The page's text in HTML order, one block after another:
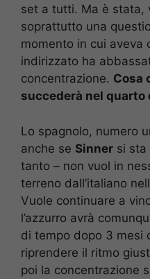
set a tutti. Ma è stata,
soprattutto una
momento in cui aveva
indirizzato ha
concentrazione. Cosa
succederà nel quarto
Lo spagnolo, numero
anche se Sinner si sta
tanto – non vuol in
terreno dall’italiano
Vuole continuare a
l’azzurro avrà
di tempo dopo 3 mesi
riprendere il ritmo
poi la concentrazione